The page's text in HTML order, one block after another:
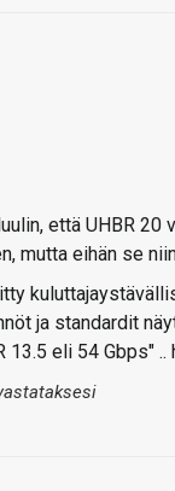
että UHBR 20
mutta eihän se
ja standardit
13.5 eli 54 Gbps" ..